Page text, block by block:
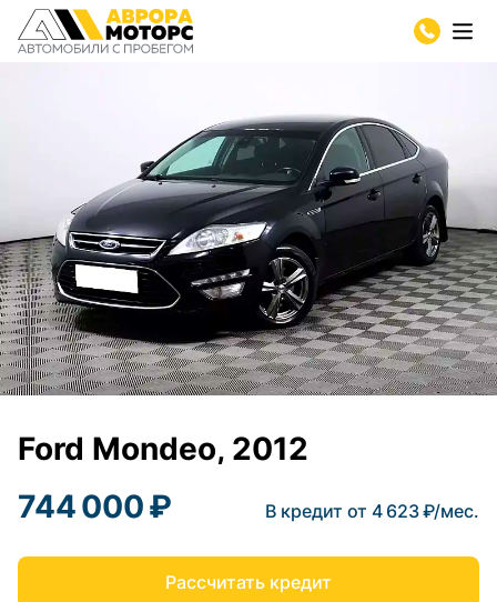
Ford Mondeo, 2012
744 000 ₽
В кредит от 4 623 ₽/мес.
Рассчитать кредит